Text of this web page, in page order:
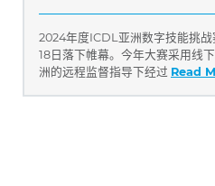
2024年度ICDL亚洲数字技能挑
18日落下帷幕。今年大赛采用线
洲的远程监督指导下经过 Read